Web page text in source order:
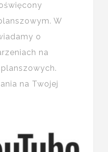
W
o
na
na Twojej